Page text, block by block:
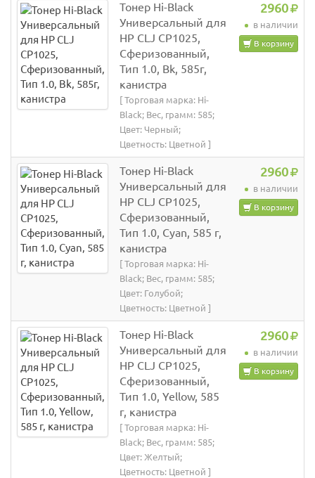
Тонер Hi-Black
Универсальный для
HP CLJ CP1025,
Сферизованный,
Тип 1.0, Bk, 585г,
канистра
[ Торговая марка: Hi-
Black; Вес, грамм: 585;
Цвет: Черный;
Цветность: Цветной ]
2960
в наличии
В корзину
Тонер Hi-Black
Универсальный для
HP CLJ CP1025,
Сферизованный,
Тип 1.0, Cyan, 585 г,
канистра
[ Торговая марка: Hi-
Black; Вес, грамм: 585;
Цвет: Голубой;
Цветность: Цветной ]
2960
в наличии
В корзину
Тонер Hi-Black
Универсальный для
HP CLJ CP1025,
Сферизованный,
Тип 1.0, Yellow, 585
г, канистра
[ Торговая марка: Hi-
Black; Вес, грамм: 585;
Цвет: Желтый;
Цветность: Цветной ]
2960
в наличии
В корзину